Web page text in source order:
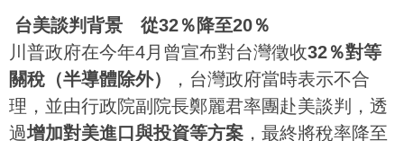
台美談判背景 從32％降至20％
川普政府在今年4月曾宣布對台灣徵收32％對等
關稅（半導體除外）
，台灣政府當時表示不合
理，並由行政院副院長鄭麗君率團赴美談判，透
過增加對美進口與投資等方案 ，最終將稅率降至